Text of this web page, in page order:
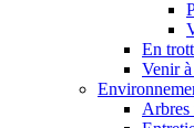
En
Venir
Arbres